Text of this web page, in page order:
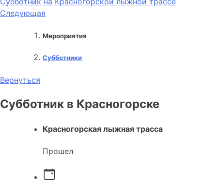
Следующая
Мероприятия
Субботники
Вернуться
Субботник в Красногорске
Красногорская лыжная трасса
Прошел